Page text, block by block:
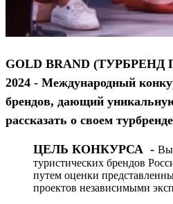
GOLD BRAND (ТУРБРЕНД
2024 - Международный
брендов, дающий
рассказать о своем
ЦЕЛЬ КОНКУРСА -
туристических брендов
путем оценки
проектов независимыми